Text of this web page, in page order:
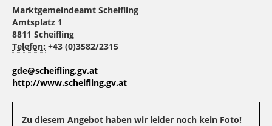
Marktgemeindeamt Scheifling
Amtsplatz 1
8811 Scheifling
Telefon: +43 (0)3582/2315
gde@scheifling.gv.at
http://www.scheifling.gv.at
Zu diesem Angebot haben wir leider noch kein Foto!